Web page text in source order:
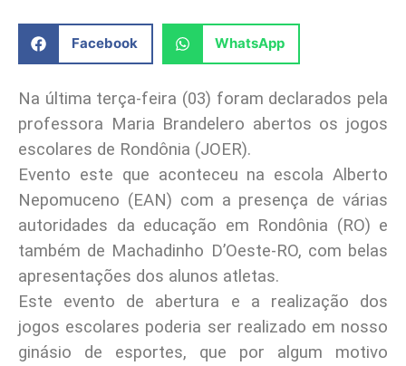
Facebook WhatsApp
Na última terça-feira (03) foram declarados pela
professora Maria Brandelero abertos os jogos
escolares de Rondônia (JOER).
Evento este que aconteceu na escola Alberto
Nepomuceno (EAN) com a presença de várias
autoridades da educação em Rondônia (RO) e
também de Machadinho D’Oeste-RO, com belas
apresentações dos alunos atletas.
Este evento de abertura e a realização dos
jogos escolares poderia ser realizado em nosso
ginásio de esportes, que por algum motivo